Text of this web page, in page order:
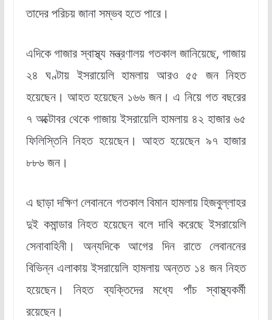
তাদের পরিচয় জানা সম্ভব হতে পারে।
এদিকে গাজার স্বাস্থ্য মন্ত্রণালয় গতকাল জানিয়েছে, গাজায়
২৪ ঘণ্টায় ইসরায়েলি হামলায় আরও ৫৫ জন নিহত
হয়েছেন। আহত হয়েছেন ১৬৬ জন। এ নিয়ে গত বছরের
৭ অক্টোবর থেকে গাজায় ইসরায়েলি হামলায় ৪২ হাজার ৬৫
ফিলিস্তিনি নিহত হয়েছেন। আহত হয়েছেন ৯৭ হাজার
৮৮৬ জন।
এ ছাড়া দক্ষিণ লেবাননে গতকাল বিমান হামলায় হিজবুল্লাহর
দুই কমান্ডার নিহত হয়েছেন বলে দাবি করেছে ইসরায়েলি
সেনাবাহিনী। অন্যদিকে আগের দিন রাতে লেবাননের
বিভিন্ন এলাকায় ইসরায়েলি হামলায় অন্তত ১৪ জন নিহত
হয়েছেন। নিহত ব্যক্তিদের মধ্যে পাঁচ স্বাস্থ্যকর্মী
রয়েছেন।